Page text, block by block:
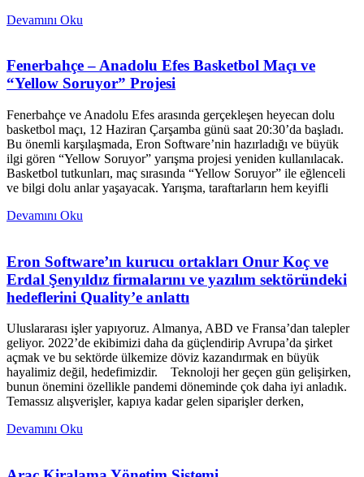
Devamını Oku
Fenerbahçe – Anadolu Efes Basketbol Maçı ve
“Yellow Soruyor” Projesi
Fenerbahçe ve Anadolu Efes arasında gerçekleşen heyecan dolu
basketbol maçı, 12 Haziran Çarşamba günü saat 20:30’da başladı.
Bu önemli karşılaşmada, Eron Software’nin hazırladığı ve büyük
ilgi gören “Yellow Soruyor” yarışma projesi yeniden kullanılacak.
Basketbol tutkunları, maç sırasında “Yellow Soruyor” ile eğlenceli
ve bilgi dolu anlar yaşayacak. Yarışma, taraftarların hem keyifli
Devamını Oku
Eron Software’ın kurucu ortakları Onur Koç ve
Erdal Şenyıldız firmalarını ve yazılım sektöründeki
hedeflerini Quality’e anlattı
Uluslararası işler yapıyoruz. Almanya, ABD ve Fransa’dan talepler
geliyor. 2022’de ekibimizi daha da güçlendirip Avrupa’da şirket
açmak ve bu sektörde ülkemize döviz kazandırmak en büyük
hayalimiz değil, hedefimizdir. Teknoloji her geçen gün gelişirken,
bunun önemini özellikle pandemi döneminde çok daha iyi anladık.
Temassız alışverişler, kapıya kadar gelen siparişler derken,
Devamını Oku